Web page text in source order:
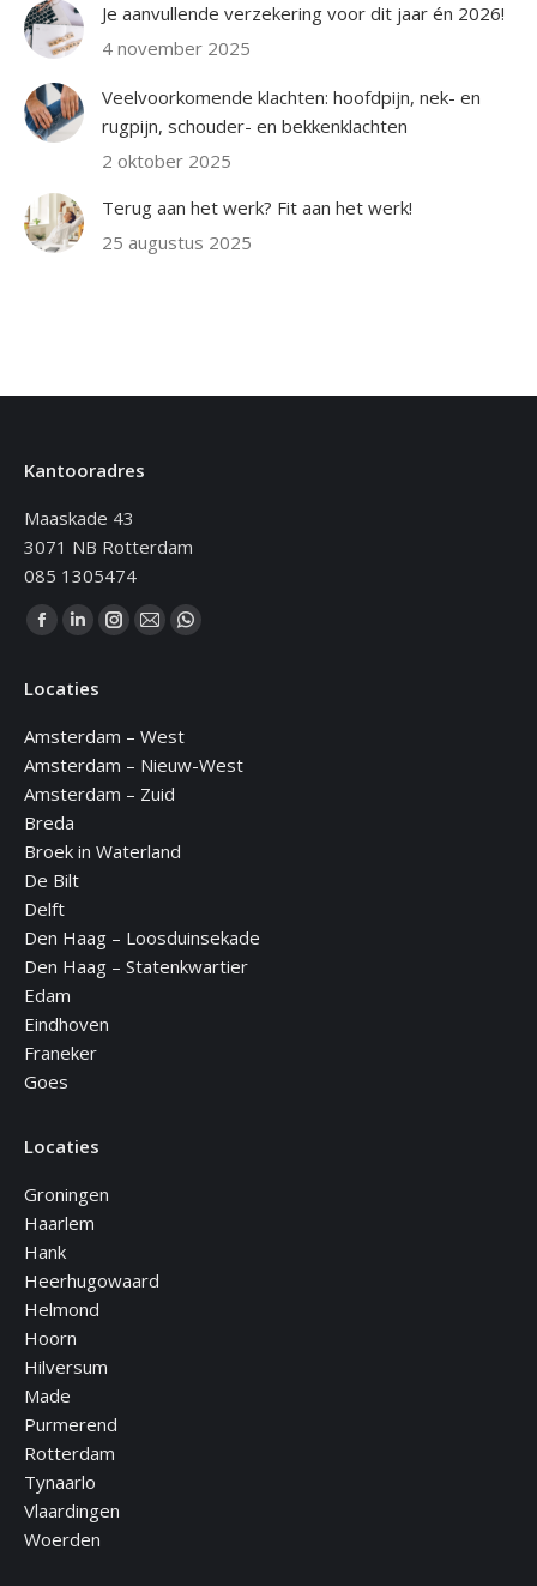
Je aanvullende verzekering voor dit jaar én 2026!
4 november 2025
Veelvoorkomende klachten: hoofdpijn, nek- en
rugpijn, schouder- en bekkenklachten
2 oktober 2025
Terug aan het werk? Fit aan het werk!
25 augustus 2025
Kantooradres
Maaskade 43
3071 NB Rotterdam
085 1305474
Vind ons op:
Facebook
opens
new
window
Linkedin
opens
new
window
Instagram
new
window
Mail
in
new
window
WhatsApp
new
Locaties
Amsterdam – West
Amsterdam – Nieuw-West
Amsterdam – Zuid
Breda
Broek in Waterland
De Bilt
Delft
Den Haag – Loosduinsekade
Den Haag – Statenkwartier
Edam
Eindhoven
Franeker
Goes
Locaties
Groningen
Haarlem
Hank
Heerhugowaard
Helmond
Hoorn
Hilversum
Made
Purmerend
Rotterdam
Tynaarlo
Vlaardingen
Woerden